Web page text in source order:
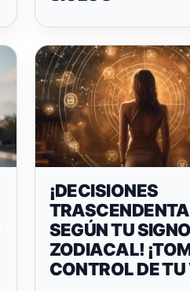
¡DECISIONES
SEGÚN TU SIGNO
ZODIACAL!
CONTROL DE